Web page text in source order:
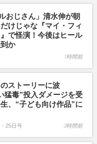
おじさん」清水伸が朝
けじゃな『マイ・フィ
で怪演！今後はヒール
か
1時間前
ストーリーに波
猛毒”投入ダメージを受
、“子ども向け作品”に
25日号 3時間前